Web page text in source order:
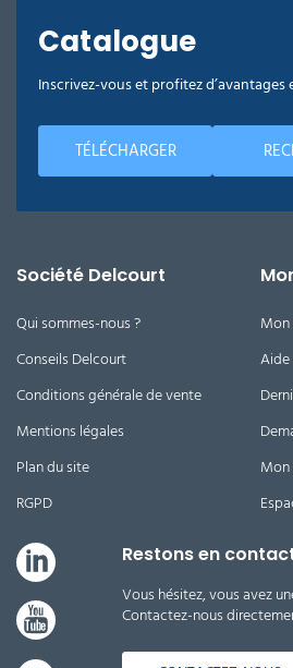
Catalogue
Inscrivez-vous et profitez d’avantages
TÉLÉCHARGER
Société Delcourt
Qui sommes-nous ?
Conseils Delcourt
Conditions générale de vente
Mentions légales
Plan du site
RGPD
Restons en
Vous hésitez, vous avez
Contactez-nous